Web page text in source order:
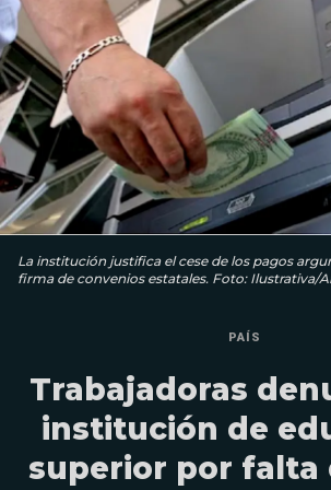
La institución justifica el cese de los pagos
firma de convenios estatales. Foto: Ilustrativa/
PAÍS
Trabajadoras
institución de
superior por falta